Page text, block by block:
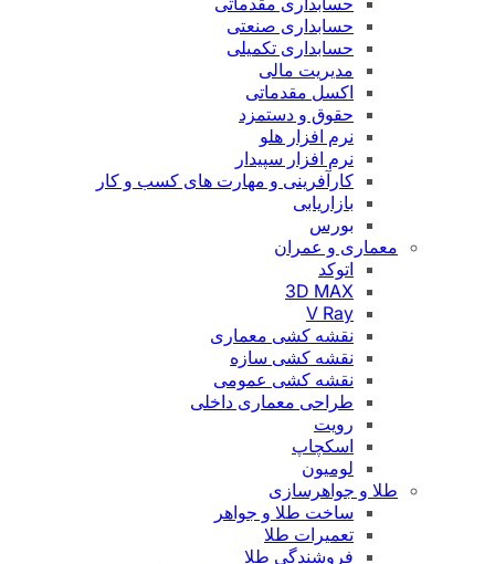
حسابداری صنعتی
حسابداری تکمیلی
مدیریت مالی
اکسل مقدماتی
حقوق و دستمزد
نرم افزار هلو
نرم افزار سپیدار
کارآفرینی و مهارت های کسب و کار
بازاریابی
بورس
معماری و عمران
اتوکد
3D MAX
V Ray
نقشه کشی معماری
نقشه کشی سازه
نقشه کشی عمومی
طراحی معماری داخلی
رویت
اسکچاپ
لومیون
طلا و جواهرسازی
ساخت طلا و جواهر
تعمیرات طلا
فروشندگی طلا